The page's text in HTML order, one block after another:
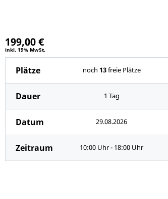
199,00 €
inkl. 19% MwSt.
Plätze noch 13freie Plätze
Dauer 1 Tag
Datum 29.08.2026
Zeitraum 10:00 Uhr - 18:00 Uhr